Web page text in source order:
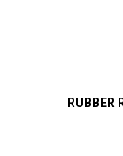
RUBBER